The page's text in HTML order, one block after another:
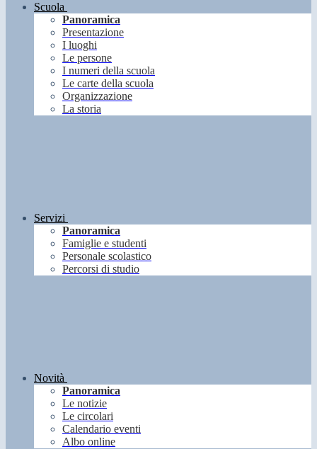
Scuola
Panoramica
Presentazione
I luoghi
Le persone
I numeri della scuola
Le carte della scuola
Organizzazione
La storia
Servizi
Panoramica
Famiglie e studenti
Personale scolastico
Percorsi di studio
Novità
Panoramica
Le notizie
Le circolari
Calendario eventi
Albo online